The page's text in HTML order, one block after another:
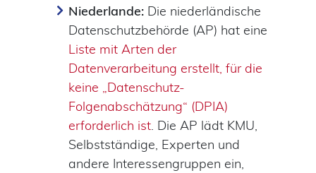
Niederlande:Die niederländische
Datenschutzbehörde (AP) hat eine
Liste mit Arten der
Datenverarbeitung erstellt, für die
keine „Datenschutz-
Folgenabschätzung“ (DPIA)
erforderlich ist. Die AP lädt KMU,
Selbstständige, Experten und
andere Interessengruppen ein,